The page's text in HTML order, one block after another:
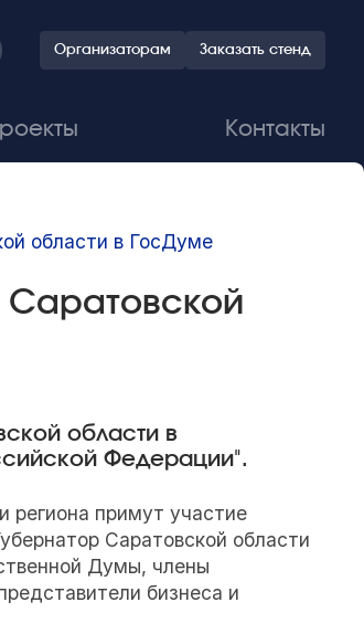
Организаторам Заказать стенд
Контакты
области в ГосДуме
Саратовской
области в
Федерации".
региона примут участие
Саратовской области
Думы, члены
бизнеса и